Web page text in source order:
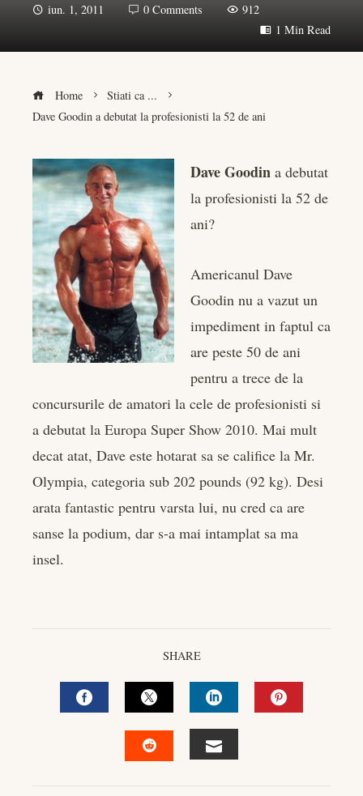
iun. 1, 2011 0 Comments
912
1 Min Read
Home
Stiati ca ...
Dave Goodin a debutat la profesionisti la 52 de ani
Dave Goodin a debutat
la profesionisti la 52 de
ani?
Americanul Dave
Goodin nu a vazut un
impediment in faptul ca
are peste 50 de ani
pentru a trece de la
concursurile de amatori la cele de profesionisti si
a debutat la Europa Super Show 2010. Mai mult
decat atat, Dave este hotarat sa se califice la Mr.
Olympia, categoria sub 202 pounds (92 kg). Desi
arata fantastic pentru varsta lui, nu cred ca are
sanse la podium, dar s-a mai intamplat sa ma
insel.
SHARE
FACEBOOKTWITTERLINKEDIN